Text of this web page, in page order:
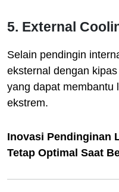
5. External
Selain pendingin
eksternal dengan
yang dapat membantu
ekstrem.
Inovasi Pendinginan
Tetap Optimal Saat